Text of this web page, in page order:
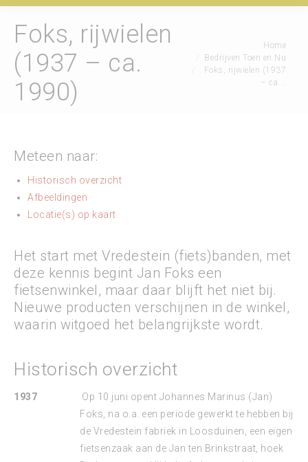
Foks, rijwielen
(1937 – ca.
1990)
Home
Bedrijven Toen en Nu
Foks, rijwielen (1937
– ca.…
Meteen naar:
Historisch overzicht
Afbeeldingen
Locatie(s) op kaart
Het start met Vredestein (fiets)banden, met
deze kennis begint Jan Foks een
fietsenwinkel, maar daar blijft het niet bij.
Nieuwe producten verschijnen in de winkel,
waarin witgoed het belangrijkste wordt.
Historisch overzicht
1937
Op 10 juni opent Johannes Marinus (Jan)
Foks, na o.a. een periode gewerkt te hebben bij
de Vredestein fabriek in Loosduinen, een eigen
fietsenzaak aan de Jan ten Brinkstraat, hoek